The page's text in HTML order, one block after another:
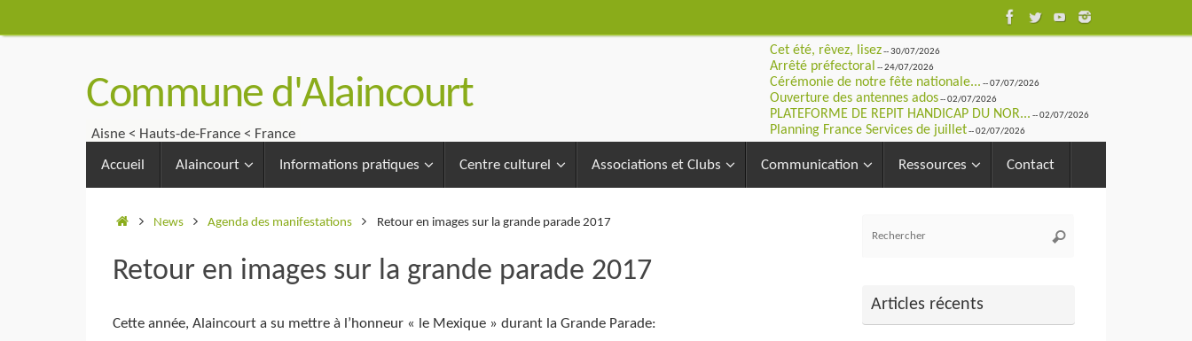
au
Commune d'Alaincourt
Aisne < Hauts-de-France < France
Cet été, rêvez, lisez-- 30/07/2026
Arrêté préfectoral -- 24/07/2026
Cérémonie de notre fête nationale... -- 07/07/2026
Ouverture des antennes ados-- 02/07/2026
PLATEFORME DE REPIT HANDICAP DU NOR... -- 02/07/2026
Planning France Services de juillet-- 02/07/2026
contenu
Accueil Alaincourt Informations pratiques Centre culturel Associations et Clubs Communication Ressources Contact
AccueilNews Agenda des manifestations Retour en images sur la grande parade 2017
Retour en images sur la grande parade 2017
Cette année, Alaincourt a su mettre à l’honneur « le Mexique » durant la Grande Parade:
Rechercher
Articles récents